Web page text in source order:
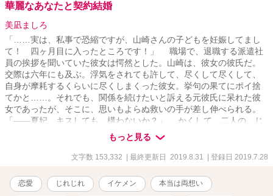
華麗なあなたと契約結婚
美凪ましろ
「……実は、私事で恐縮ですが、山崎さんの子どもを妊娠してまし
て！ 四ヶ月目に入ったところです！」 職場で、退職する派遣社
員の挨拶を聞いていた彼女は愕然とした。山崎は、彼女の彼氏だ。
交際は六年にも及ぶ。浮気をされても許して、尽くして尽くして、
自身が摩耗するくらいに尽くしまくった彼女。挙句の果てにポイ捨
てかと……。それでも、関係を続けたいと訴える元彼氏に呆れた彼
女であったが、そこに、思いもよらぬ救いの手が差し伸べられる。
「――夏妃。キスしても、構わないか？」 かくして、二人の、じ
れじれとした結婚生活がスタートする。 ■本番行為を含む話にのみ
『＊』マークをつけています。 前戯のみ（多いです）の場合マー
クはつけていません。 ■『なかがき』『あとがき』以外、『ムーンラ
ります。 ■2019.07.29 19:11 #01-02.広坂が閉所恐怖症という設定を
足しました。 ■2019.07.28～08.31まで毎日一話ずつ、０時ジャスト
もっと見る
文字数 153,332 | 最終更新日 2019.8.31 | 登録日 2019.7.28
恋愛 じれじれ イケメン 本当は両想い